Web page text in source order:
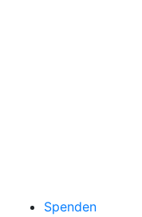
Spenden